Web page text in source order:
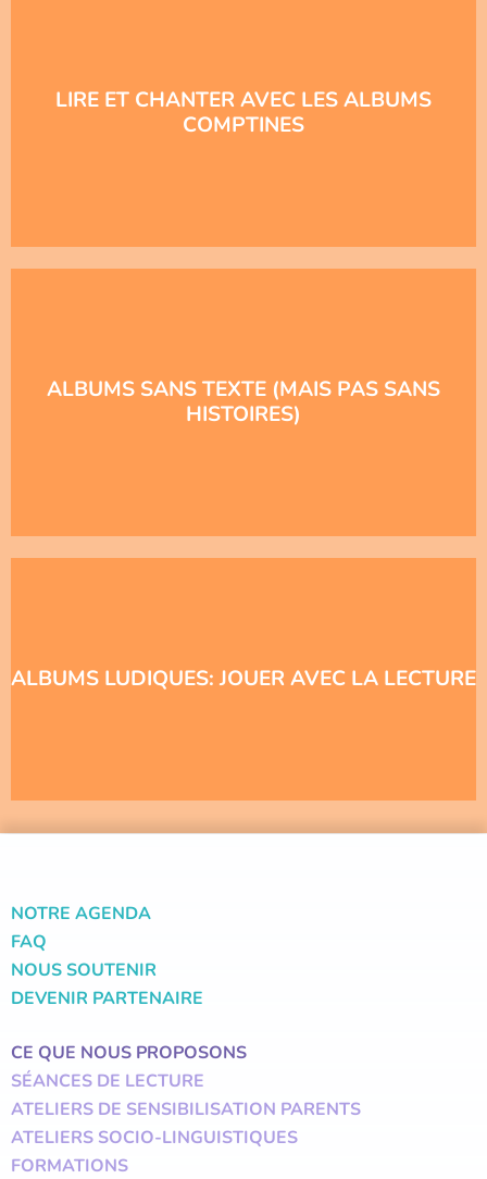
LIRE ET CHANTER AVEC LES ALBUMS
COMPTINES
ALBUMS SANS TEXTE (MAIS PAS SANS
HISTOIRES)
ALBUMS LUDIQUES: JOUER AVEC LA LECTURE
NOTRE AGENDA
FAQ
NOUS SOUTENIR
DEVENIR PARTENAIRE
CE QUE NOUS PROPOSONS
SÉANCES DE LECTURE
ATELIERS DE SENSIBILISATION PARENTS
ATELIERS SOCIO-LINGUISTIQUES
FORMATIONS